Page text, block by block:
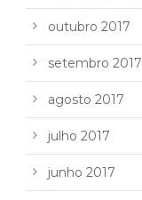
outubro 2017
setembro 2017
agosto 2017
julho 2017
junho 2017